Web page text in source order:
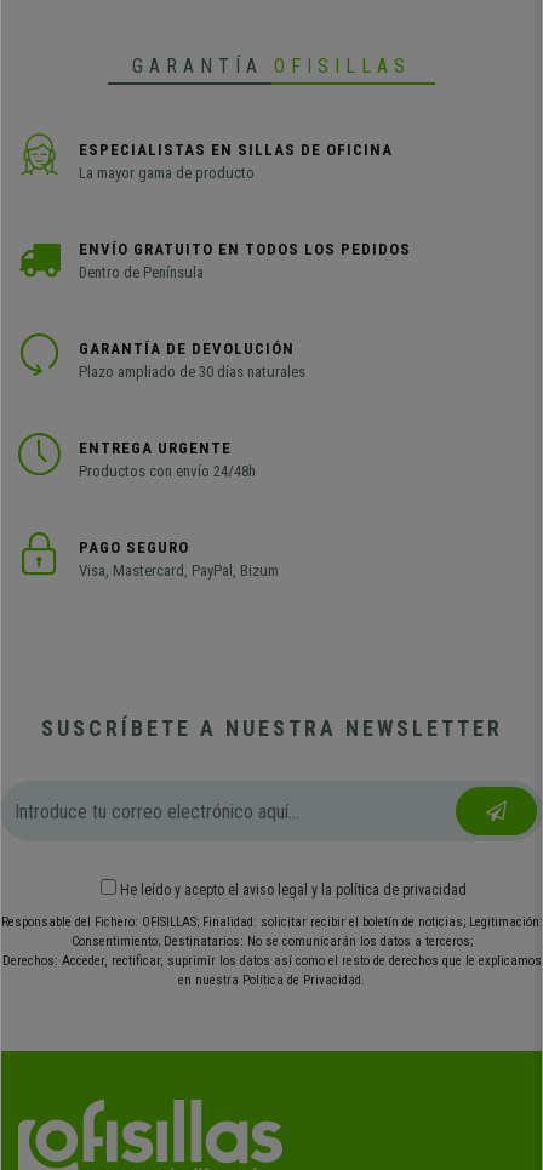
GARANTÍA OFISILLAS
ESPECIALISTAS EN SILLAS DE OFICINA
La mayor gama de producto
ENVÍO GRATUITO EN TODOS LOS PEDIDOS
Dentro de Península
GARANTÍA DE DEVOLUCIÓN
Plazo ampliado de 30 días naturales
ENTREGA URGENTE
Productos con envío 24/48h
PAGO SEGURO
Visa, Mastercard, PayPal, Bizum
SUSCRÍBETE A NUESTRA NEWSLETTER
He leído y acepto el aviso legal y la política de privacidad
Responsable del Fichero: OFISILLAS; Finalidad: solicitar recibir el boletín de noticias; Legitimación:
Consentimiento; Destinatarios: No se comunicarán los datos a terceros;
Derechos: Acceder, rectificar, suprimir los datos así como el resto de derechos que le explicamos
en nuestra Política de Privacidad.